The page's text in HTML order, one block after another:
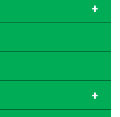
+
+